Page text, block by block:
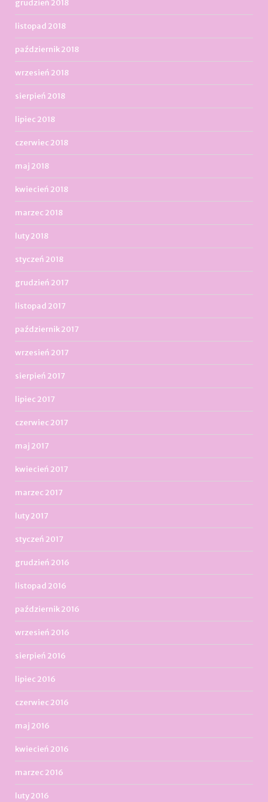
grudzień 2018
listopad 2018
październik 2018
wrzesień 2018
sierpień 2018
lipiec 2018
czerwiec 2018
maj 2018
kwiecień 2018
marzec 2018
luty 2018
styczeń 2018
grudzień 2017
listopad 2017
październik 2017
wrzesień 2017
sierpień 2017
lipiec 2017
czerwiec 2017
maj 2017
kwiecień 2017
marzec 2017
luty 2017
styczeń 2017
grudzień 2016
listopad 2016
październik 2016
wrzesień 2016
sierpień 2016
lipiec 2016
czerwiec 2016
maj 2016
kwiecień 2016
marzec 2016
luty 2016